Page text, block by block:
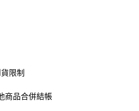
限制
商品合併結帳